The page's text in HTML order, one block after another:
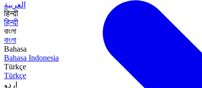
العربية
हिन्दी
हिन्दी
বাংলা
বাংলা
Bahasa
Bahasa Indonesia
Türkçe
Türkçe
اردو